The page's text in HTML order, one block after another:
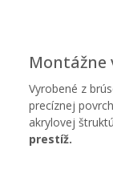
Montážne
Vyrobené z
precíznej
akrylovej
prestíž.